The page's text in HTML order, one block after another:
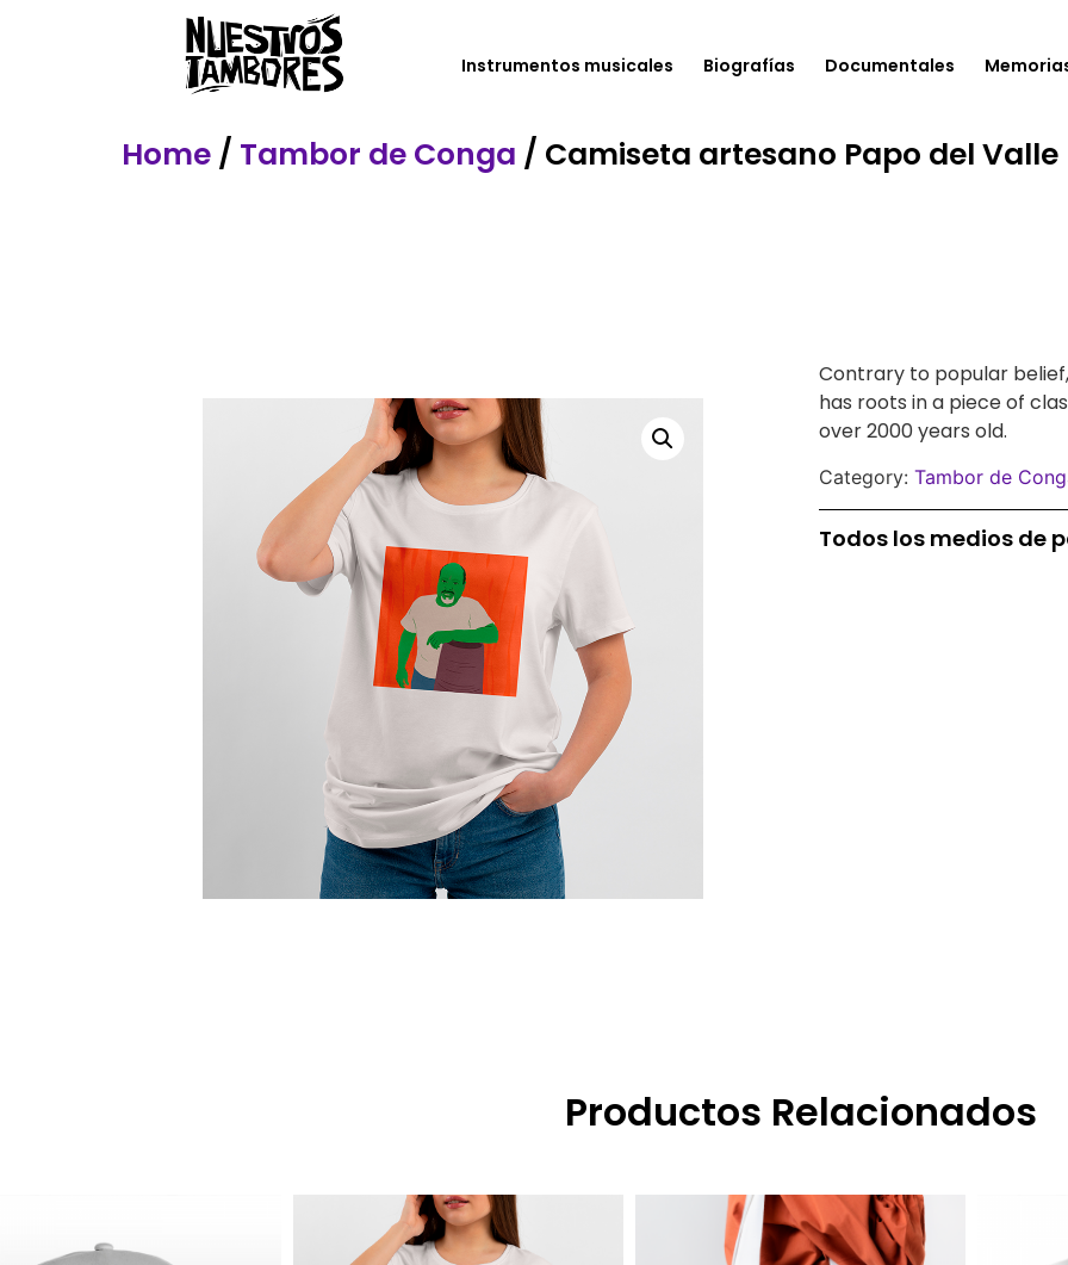
Instrumentos musicales Biografías Documentales
Home / Tambor de Conga / Camiseta artesano Papo del Valle
Contrary to popular
has roots in a piece of
over 2000 years old.
Category: Tambor de
Todos los medios de
Productos Relacionados